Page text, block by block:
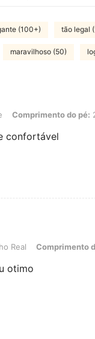
(100+) tão legal
maravilhoso (50)
do pé: 22.5 cm /
Comprimento do pé:
confortável
Comprimento do pé:
Real Comprimento
otimo